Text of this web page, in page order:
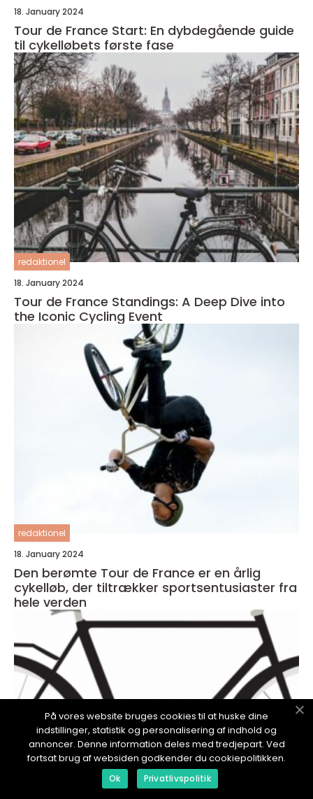
18. January 2024
Tour de France Start: En dybdegående guide
til cykelløbets første fase
redaktionel
18. January 2024
Tour de France Standings: A Deep Dive into
the Iconic Cycling Event
redaktionel
18. January 2024
Den berømte Tour de France er en årlig
cykelløb, der tiltrækker sportsentusiaster fra
hele verden
På vores website bruges cookies til at huske dine
indstillinger, statistik og personalisering af indhold og
annoncer. Denne information deles med tredjepart. Ved
fortsat brug af websiden godkender du cookiepolitikken.
Ok Privatlivspolitik